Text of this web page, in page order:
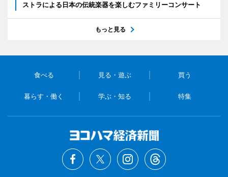
ストラによる日本の伝統楽器を楽しむファミリーコンサート
もっと見る
食べる 見る・遊ぶ 買う
暮らす・働く 学ぶ・知る 特集